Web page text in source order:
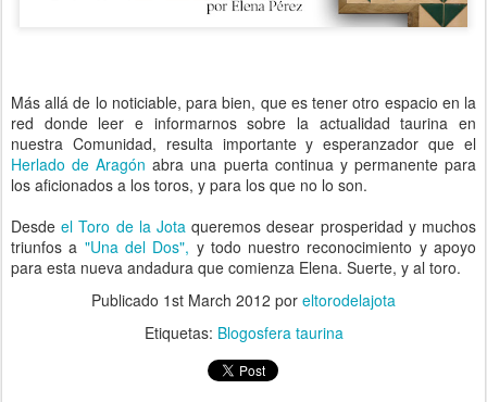
Más allá de lo noticiable, para bien, que es tener otro espacio en la
red donde leer e informarnos sobre la actualidad taurina en
nuestra Comunidad, resulta importante y esperanzador que el
Herlado de Aragón abra una puerta continua y permanente para
los aficionados a los toros, y para los que no lo son.
Desdeel Toro de la Jota queremos desear prosperidad y muchos
triunfos a "Una del Dos", y todo nuestro reconocimiento y apoyo
para esta nueva andadura que comienza Elena. Suerte, y al toro.
Publicado 1st March 2012 por eltorodelajota
Etiquetas: Blogosfera taurina